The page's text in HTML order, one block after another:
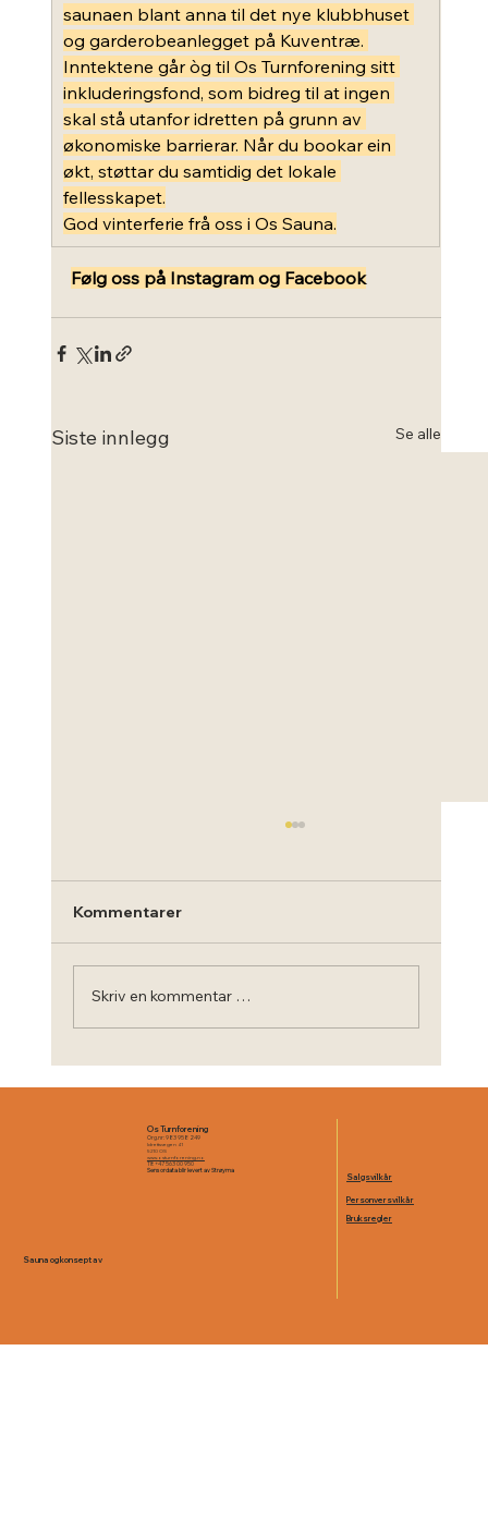
saunaen blant anna til det nye klubbhuset
og garderobeanlegget på Kuventræ.
Inntektene går òg til Os Turnforening sitt
inkluderingsfond, som bidreg til at ingen
skal stå utanfor idretten på grunn av
økonomiske barrierar. Når du bookar ein
økt, støttar du samtidig det lokale
fellesskapet.
God vinterferie frå oss i Os Sauna.
Følg oss på Instagram og Facebook
Siste innlegg Se alle
Kommentarer
Skriv en kommentar …
O
Os Turnforening
Org.nr: 983 958 249
Idrettsvegen 41
5210 OS
www.osturnforening.no
Tlf: +47 563 00 950
Sensordata blir levert av Strøyma
Salgsvilkår
Personversvilkår
Bruksregler
Sauna og konsept av